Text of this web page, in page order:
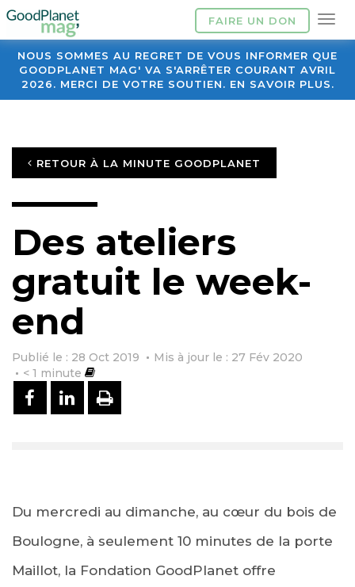
FAIRE UN DON
NOUS SOMMES AU REGRET DE VOUS INFORMER QUE
GOODPLANET MAG' VA S'ARRÊTER COURANT AVRIL
2026. MERCI DE VOTRE SOUTIEN. EN SAVOIR PLUS.
RETOUR À LA MINUTE GOODPLANET
Des ateliers
gratuit le week-
end
Publié le : 28 Oct 2019
Mis à jour le : 27 Fév 2020
< 1 minute
PARTAGER SUR FACEBOOK
PARTAGER SUR LINKEDIN
IMPRIMER
Du mercredi au dimanche, au cœur du bois de
Boulogne, à seulement 10 minutes de la porte
Maillot, la Fondation GoodPlanet offre